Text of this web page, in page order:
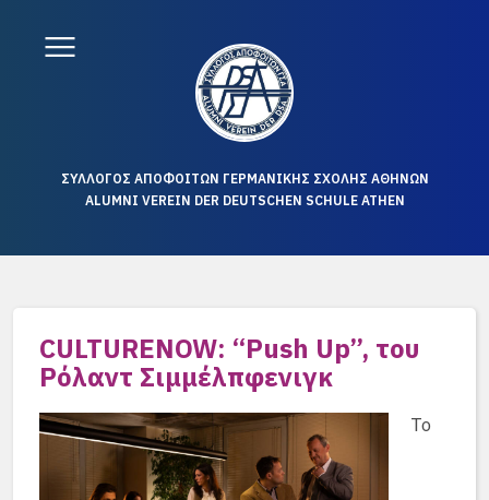
ΣΥΛΛΟΓΟΣ ΑΠΟΦΟΙΤΩΝ ΓΕΡΜΑΝΙΚΗΣ ΣΧΟΛΗΣ ΑΘΗΝΩΝ
ALUMNI VEREIN DER DEUTSCHEN SCHULE ATHEN
CULTURENOW: “Push Up”, του
Ρόλαντ Σιμμέλπφενιγκ
Το